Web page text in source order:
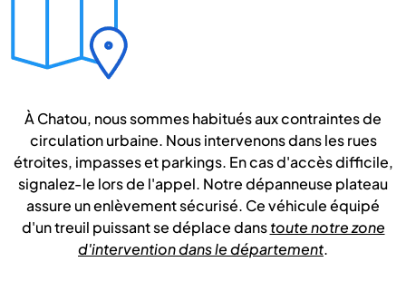
À Chatou, nous sommes habitués aux contraintes de
circulation urbaine. Nous intervenons dans les rues
étroites, impasses et parkings. En cas d'accès difficile,
signalez-le lors de l'appel. Notre dépanneuse plateau
assure un enlèvement sécurisé. Ce véhicule équipé
d'un treuil puissant se déplace danstoute notre zone
d'intervention dans le département.